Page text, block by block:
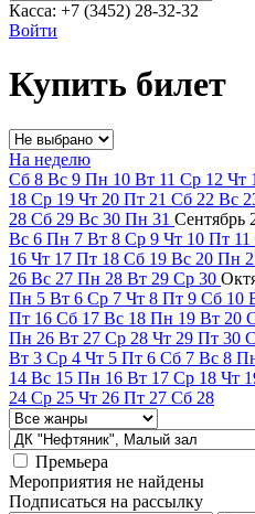
Касса: +7 (3452) 28-32-32
Войти
Купить билет
На неделю
Сб 8 Вс 9 Пн 10 Вт 11 Ср 12 Чт
18 Ср 19 Чт 20 Пт 21 Сб 22 Вс
28 Сб 29 Вс 30 Пн 31 Сентябрь
Вс 6 Пн 7 Вт 8 Ср 9 Чт 10 Пт 11
16 Чт 17 Пт 18 Сб 19 Вс 20 Пн
26 Вс 27 Пн 28 Вт 29 Ср 30
Пн 5 Вт 6 Ср 7 Чт 8 Пт 9 Сб 10
Пт 16 Сб 17 Вс 18 Пн 19 Вт 20
Пн 26 Вт 27 Ср 28 Чт 29 Пт 30
Вт 3 Ср 4 Чт 5 Пт 6 Сб 7 Вс 8
14 Вс 15 Пн 16 Вт 17 Ср 18 Чт
24 Ср 25 Чт 26 Пт 27 Сб 28
Премьера
Мероприятия не найдены
Подписаться на рассылку